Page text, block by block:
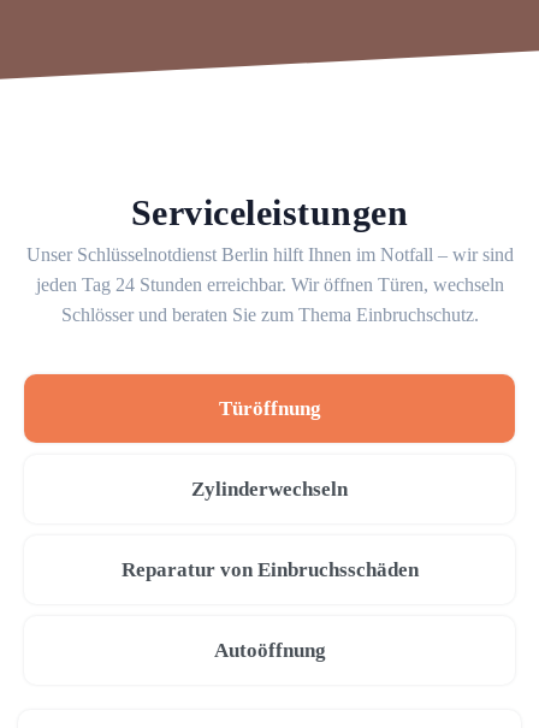
Serviceleistungen
Unser Schlüsselnotdienst Berlin hilft Ihnen im Notfall – wir sind
jeden Tag 24 Stunden erreichbar. Wir öffnen Türen, wechseln
Schlösser und beraten Sie zum Thema Einbruchschutz.
Türöffnung
Zylinderwechseln
Reparatur von Einbruchsschäden
Autoöffnung